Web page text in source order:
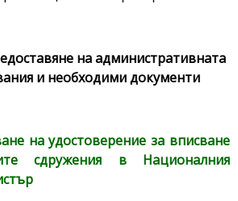
на административната
и необходими документи
на удостоверение за вписване
сдружения в Националния